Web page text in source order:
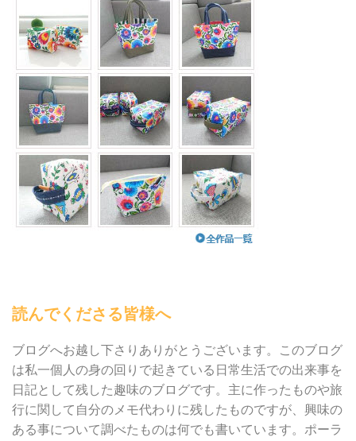
読んでくださる皆様へ
ブログへお越し下さりありがとうございます。このブログ
は私一個人の身の回りで起きている日常生活での出来事を
日記として残した趣味のブログです。主に作ったものや旅
行に関して自分のメモ代わりに残したものですが、興味の
ある事について調べたものは何でも書いています。ポーラ